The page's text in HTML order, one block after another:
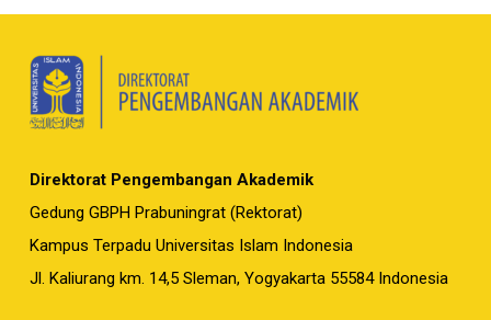
Direktorat Pengembangan Akademik
Gedung GBPH Prabuningrat (Rektorat)
Kampus Terpadu Universitas Islam Indonesia
Jl. Kaliurang km. 14,5 Sleman, Yogyakarta 55584 Indonesia